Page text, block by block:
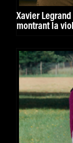
Xavier
montrant la